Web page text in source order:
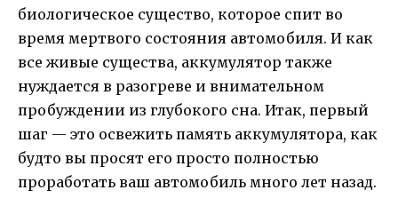
биологическое существо, которое спит во
время мертвого состояния автомобиля. И как
все живые существа, аккумулятор также
нуждается в разогреве и внимательном
пробуждении из глубокого сна. Итак, первый
шаг — это освежить память аккумулятора, как
будто вы просят его просто полностью
проработать ваш автомобиль много лет назад.